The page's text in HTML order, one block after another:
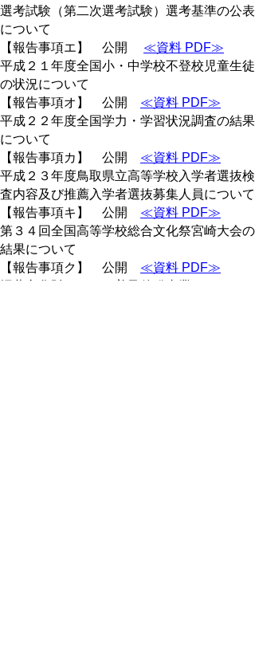
選考試験（第二次選考試験）選考基準の公表
について
【報告事項エ】 公開 ≪資料 PDF≫
平成２１年度全国小・中学校不登校児童生徒
の状況について
【報告事項オ】 公開 ≪資料 PDF≫
平成２２年度全国学力・学習状況調査の結果
について
【報告事項カ】 公開 ≪資料 PDF≫
平成２３年度鳥取県立高等学校入学者選抜検
査内容及び推薦入学者選抜募集人員について
【報告事項キ】 公開 ≪資料 PDF≫
第３４回全国高等学校総合文化祭宮崎大会の
結果について
【報告事項ク】 公開 ≪資料 PDF≫